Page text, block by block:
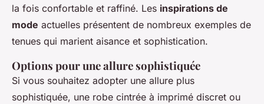
la fois confortable et raffiné. Les inspirations de
mode actuelles présentent de nombreux exemples de
tenues qui marient aisance et sophistication.
Options pour une allure sophistiquée
Si vous souhaitez adopter une allure plus
sophistiquée, une robe cintrée à imprimé discret ou